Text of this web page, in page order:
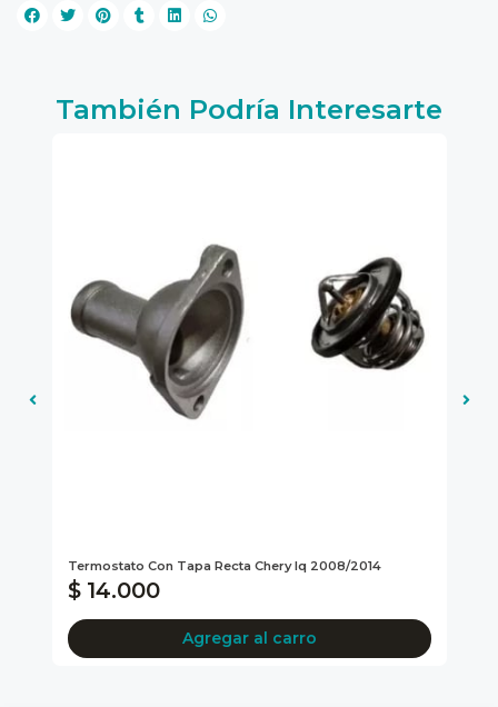
También Podría Interesarte
Termostato Con Tapa Recta Chery Iq 2008/2014
$ 14.000
Agregar al carro